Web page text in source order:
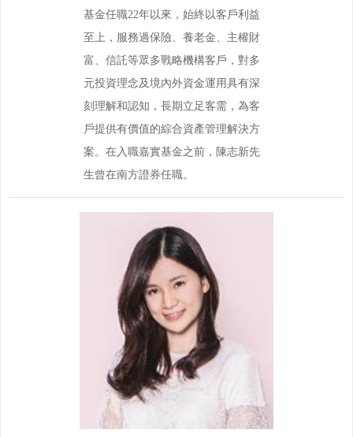
基金任職22年以來，始終以客戶利益
至上，服務過保險、養老金、主權財
富、信託等眾多戰略機構客戶，對多
元投資理念及境內外資金運用具有深
刻理解和認知，長期立足客需，為客
戶提供有價值的綜合資產管理解決方
案。在入職嘉實基金之前，陳志新先
生曾在南方證券任職。